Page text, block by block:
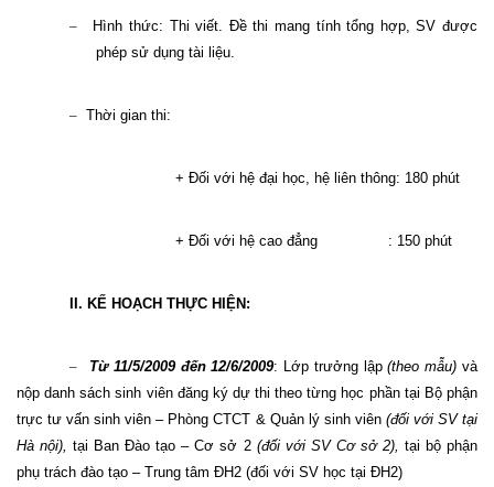
–
Hình thức: Thi viết. Đề thi mang tính tổng hợp, SV được
phép sử dụng tài liệu.
– Thời gian thi:
+ Đối với hệ đại học, hệ liên thông: 180 phút
+ Đối với hệ cao đẳng : 150 phút
II. KẾ HOẠCH THỰC HIỆN:
– Từ 11/5/2009 đến 12/6/2009: Lớp trưởng lập(theo mẫu) và
nộp danh sách sinh viên đăng ký dự thi theo từng học phần tại Bộ phận
trực tư vấn sinh viên – Phòng CTCT & Quản lý sinh viên (đối với SV tại
Hà nội),tại Ban Đào tạo – Cơ sở 2 (đối với SV Cơ sở 2), tại bộ phận
phụ trách đào tạo – Trung tâm ĐH2 (đối với SV học tại ĐH2)